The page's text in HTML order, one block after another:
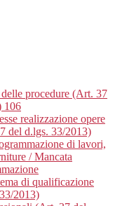
procedure (Art. 37
106
realizzazione opere
del d.lgs. 33/2013)
di lavori,
/ Mancata
di qualificazione
2013)